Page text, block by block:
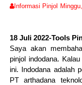
Informasi Pinjol
18 Juli 2022-Tools
Saya akan
pinjol indodana.
ini. Indodana adalah
PT arthadana